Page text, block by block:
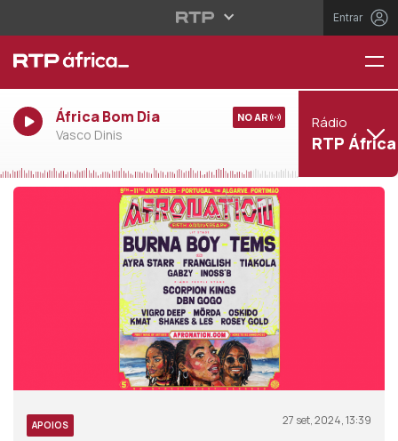
Entrar
África Bom Dia
Vasco Dinis
NO AR Rádio
RTP África
APOIOS 27 set, 2024, 13:39